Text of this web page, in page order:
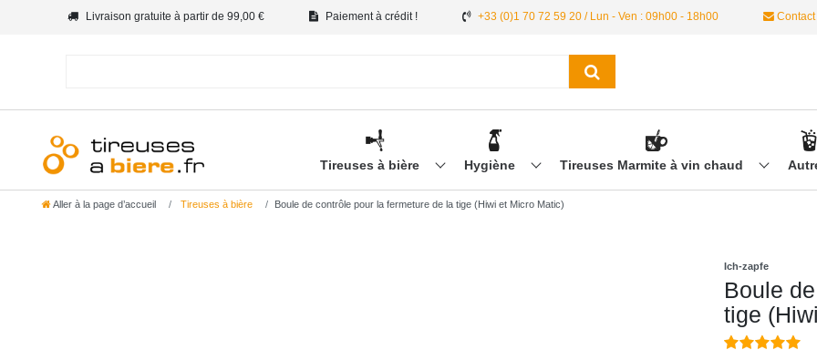
Livraison gratuite à partir de 99,00 € Paiement à crédit ! +33 (0)1 70 72 59 20 / Lun - Ven : 09h00 - 18h00 Contact
Tireuses à bière Hygiène Tireuses Marmite à vin chaud
Aller à la page d’accueil Tireuses à bière Boule de contrôle pour la fermeture de la tige (Hiwi et Micro Matic)
Ich-zapfe
Boule
tige